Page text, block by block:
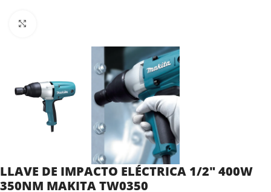
LLAVE DE IMPACTO ELÉCTRICA 1/2″ 400W
350NM MAKITA TW0350